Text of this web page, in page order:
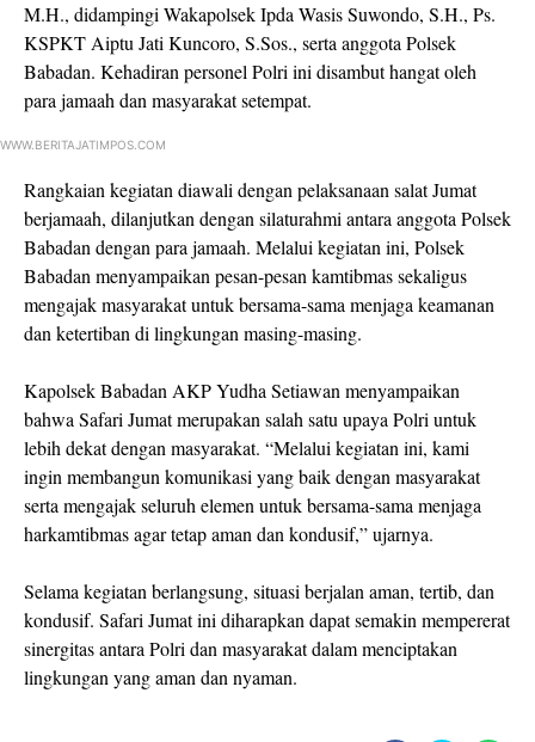
M.H., didampingi Wakapolsek Ipda Wasis Suwondo, S.H., Ps.
KSPKT Aiptu Jati Kuncoro, S.Sos., serta anggota Polsek
Babadan. Kehadiran personel Polri ini disambut hangat oleh
para jamaah dan masyarakat setempat.
WWW.BERITAJATIMPOS.COM
Rangkaian kegiatan diawali dengan pelaksanaan salat Jumat
berjamaah, dilanjutkan dengan silaturahmi antara anggota Polsek
Babadan dengan para jamaah. Melalui kegiatan ini, Polsek
Babadan menyampaikan pesan-pesan kamtibmas sekaligus
mengajak masyarakat untuk bersama-sama menjaga keamanan
dan ketertiban di lingkungan masing-masing.
Kapolsek Babadan AKP Yudha Setiawan menyampaikan
bahwa Safari Jumat merupakan salah satu upaya Polri untuk
lebih dekat dengan masyarakat. “Melalui kegiatan ini, kami
ingin membangun komunikasi yang baik dengan masyarakat
serta mengajak seluruh elemen untuk bersama-sama menjaga
harkamtibmas agar tetap aman dan kondusif,” ujarnya.
Selama kegiatan berlangsung, situasi berjalan aman, tertib, dan
kondusif. Safari Jumat ini diharapkan dapat semakin mempererat
sinergitas antara Polri dan masyarakat dalam menciptakan
lingkungan yang aman dan nyaman.